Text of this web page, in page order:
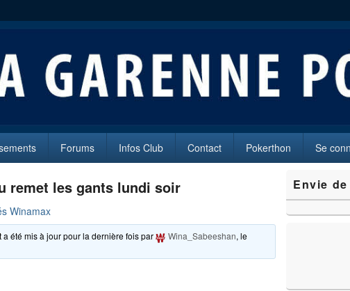
(92250)
Forums Infos Club Contact Pokerthon Se
remet les gants lundi soir
Winamax
été mis à jour pour la dernière fois par Wina_Sabeeshan, le
principale
de
widget
Envie